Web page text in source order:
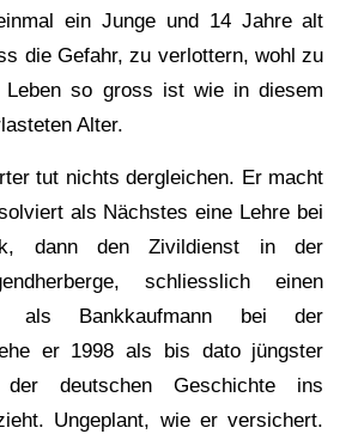
ein Junge und 14 Jahre alt
die Gefahr, zu verlottern, wohl zu
so gross ist wie in diesem
Alter.
tut nichts dergleichen. Er macht
als Nächstes eine Lehre bei
dann den Zivildienst in der
schliesslich einen
als Bankkaufmann bei der
er 1998 als bis dato jüngster
der deutschen Geschichte ins
Ungeplant, wie er versichert.